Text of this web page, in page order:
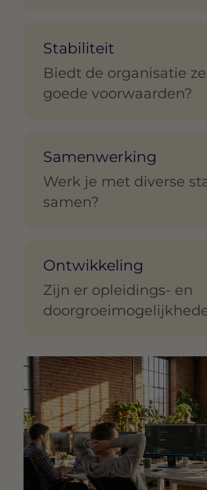
Stabiliteit
Biedt de organisatie
goede voorwaarden?
Samenwerking
Werk je met diverse
samen?
Ontwikkeling
Zijn er opleidings- en